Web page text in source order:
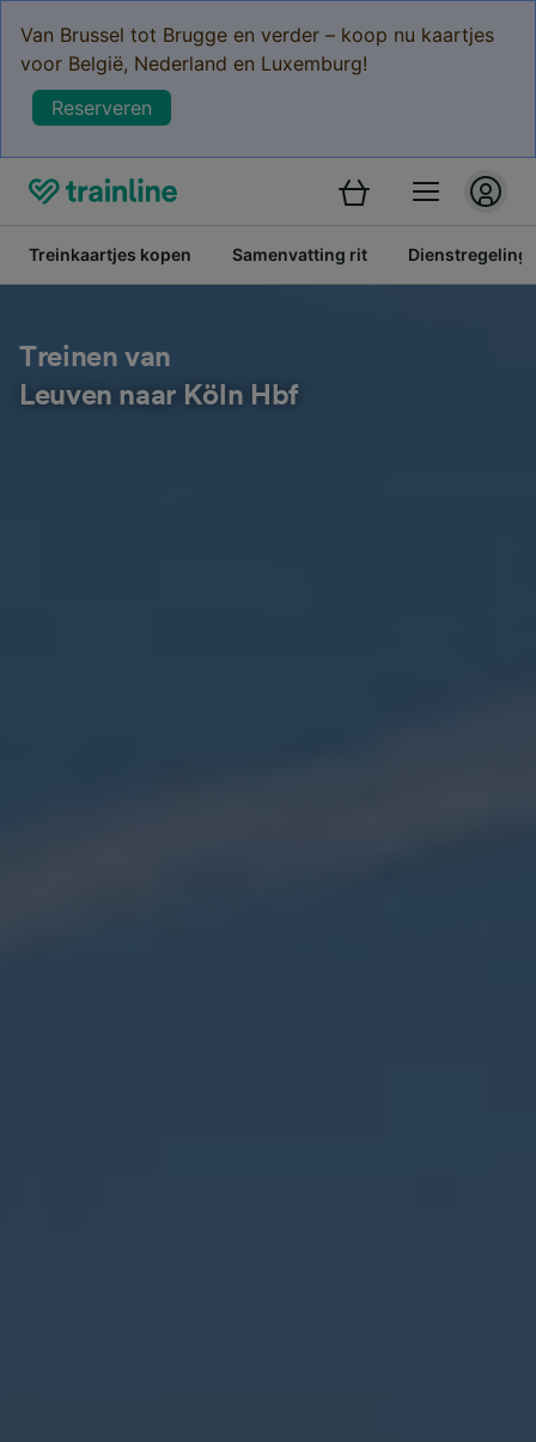
Van Brussel tot Brugge en verder – koop nu kaartjes
voor België, Nederland en Luxemburg!
Reserveren
Treinkaartjes kopen Samenvatting rit Dienstregeling
Treinen van
Leuven naar Köln Hbf